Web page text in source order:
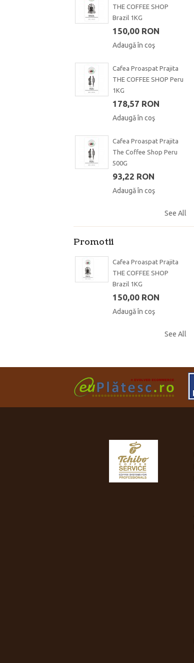
THE COFFEE SHOP
Brazil 1KG
150,00 RON
Adaugă în coş
Cafea Proaspat Prajita
THE COFFEE SHOP Peru
1KG
178,57 RON
Adaugă în coş
Cafea Proaspat Prajita
The Coffee Shop Peru
500G
93,22 RON
Adaugă în coş
See All
Promotii
Cafea Proaspat Prajita
THE COFFEE SHOP
Brazil 1KG
150,00 RON
Adaugă în coş
See All